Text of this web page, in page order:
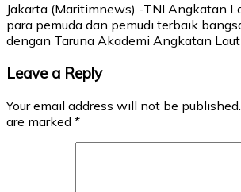
Jakarta (Maritimnews) -TNI Angkatan
para pemuda dan pemudi terbaik
dengan Taruna Akademi Angkatan
Leave a Reply
Your email address will not be published.
are marked *